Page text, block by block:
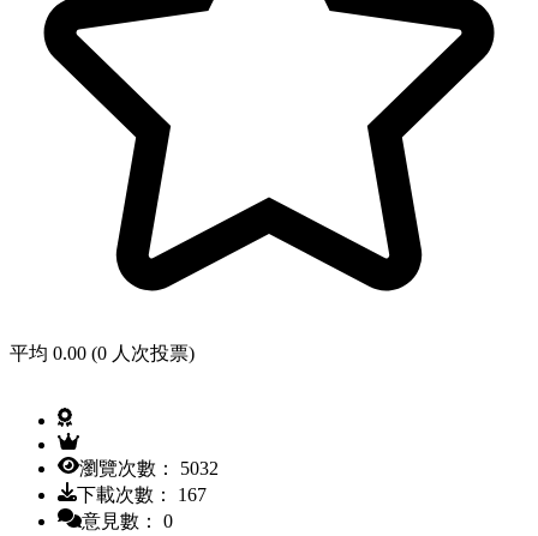
平均 0.00 (0 人次投票)
瀏覽次數： 5032
下載次數： 167
意見數： 0